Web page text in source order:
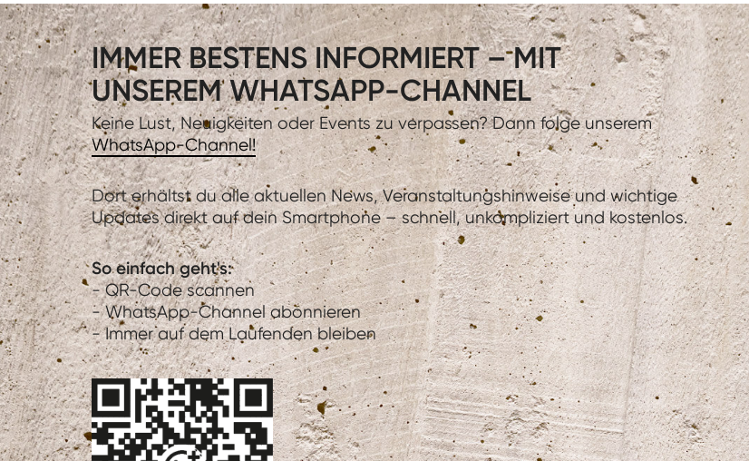
IMMER BESTENS INFORMIERT – MIT
UNSEREM WHATSAPP-CHANNEL
Keine Lust, Neuigkeiten oder Events zu verpassen? Dann folge unserem
WhatsApp-Channel!
Dort erhältst du alle aktuellen News, Veranstaltungshinweise und wichtige
Updates direkt auf dein Smartphone – schnell, unkompliziert und kostenlos.
So einfach geht's:
- QR-Code scannen
- WhatsApp-Channel abonnieren
- Immer auf dem Laufenden bleiben